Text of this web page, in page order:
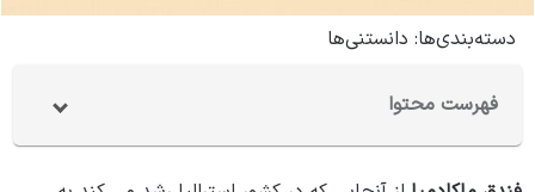
دسته‌بندی‌ها: دانستنی‌ها
فهرست محتوا